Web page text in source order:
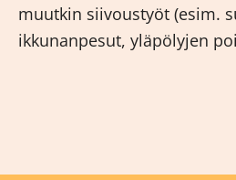
muutkin siivoustyöt (esim.
ikkunanpesut, yläpölyjen